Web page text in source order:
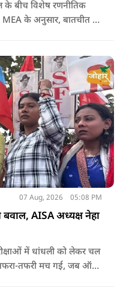
के बीच विशेष रणनीतिक
के अनुसार, बातचीत की
07 Aug, 2026 05:08 PM
AISA अध्यक्ष नेहा
में धांधली को लेकर चल
तफरी मच गई, जब ऑल